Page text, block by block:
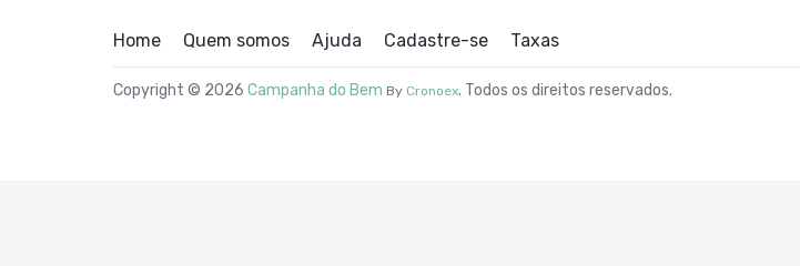
Home Quem somos Ajuda Cadastre-se Taxas
Copyright © 2026 Campanha do Bem By Cronoex. Todos os direitos reservados.